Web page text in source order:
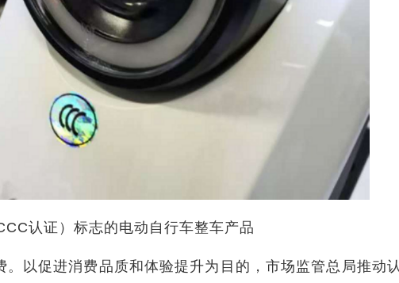
认证）标志的电动自行车整车产品
。以促进消费品质和体验提升为目的，市场监管总局推动